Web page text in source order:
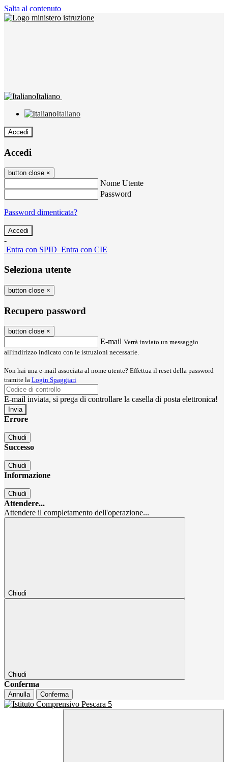
Salta al contenuto
Italiano
Italiano
Accedi
Accedi
button close ×
Nome Utente
Password
Password dimenticata?
-
Entra con SPID Entra con CIE
Seleziona utente
button close ×
Recupero password
button close ×
E-mail Verrà inviato un messaggio
all'indirizzo indicato con le istruzioni necessarie.
Non hai una e-mail associata al nome utente? Effettua il reset della password
tramite la Login Spaggiari
E-mail inviata, si prega di controllare la casella di posta elettronica!
Errore
Chiudi
Successo
Chiudi
Informazione
Chiudi
Attendere...
Attendere il completamento dell'operazione...
Chiudi
Chiudi
Conferma
Annulla Conferma